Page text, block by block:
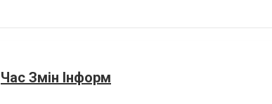
Час Змін Інформ